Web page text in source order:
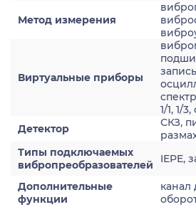
Метод измерения
Виртуальные приборы
1/1, 1/
Детектор
СКЗ,
Типы подключаемых
вибропреобразователей
IEPE,
Дополнительные
функции
канал